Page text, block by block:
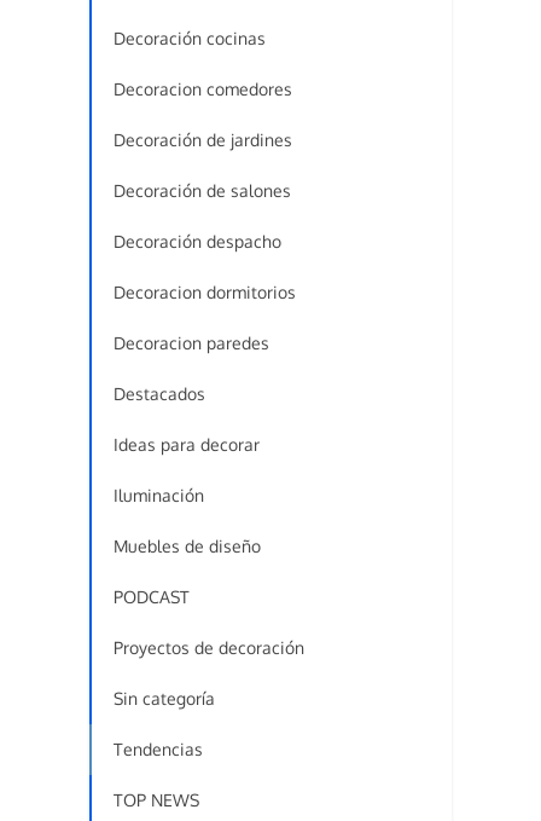
Decoración cocinas
Decoracion comedores
Decoración de jardines
Decoración de salones
Decoración despacho
Decoracion dormitorios
Decoracion paredes
Destacados
Ideas para decorar
Iluminación
Muebles de diseño
PODCAST
Proyectos de decoración
Sin categoría
Tendencias
TOP NEWS